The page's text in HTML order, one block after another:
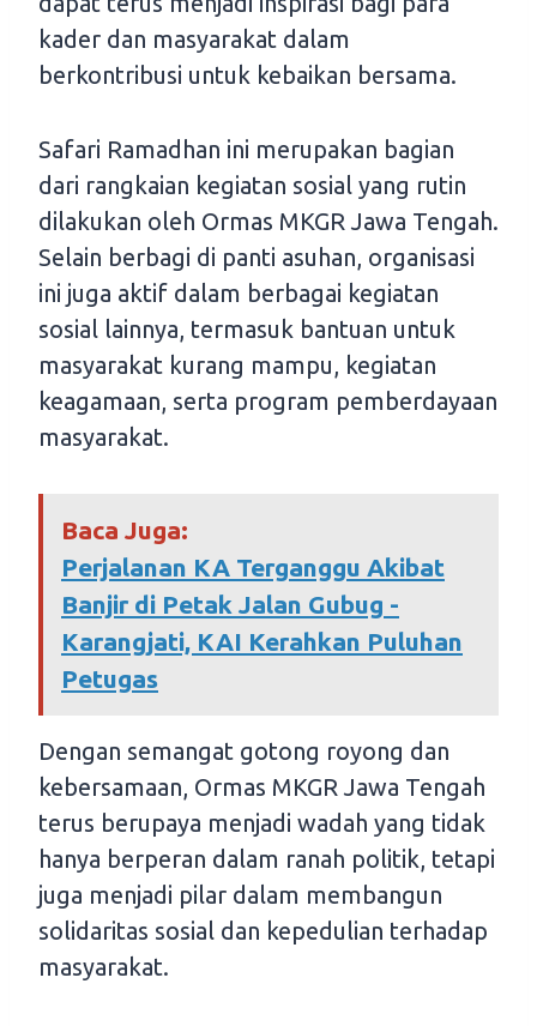
kader dan masyarakat dalam
berkontribusi untuk kebaikan bersama.
Safari Ramadhan ini merupakan bagian
dari rangkaian kegiatan sosial yang rutin
dilakukan oleh Ormas MKGR Jawa Tengah.
Selain berbagi di panti asuhan, organisasi
ini juga aktif dalam berbagai kegiatan
sosial lainnya, termasuk bantuan untuk
masyarakat kurang mampu, kegiatan
keagamaan, serta program pemberdayaan
masyarakat.
Baca Juga:
Perjalanan KA Terganggu Akibat
Banjir di Petak Jalan Gubug -
Karangjati, KAI Kerahkan Puluhan
Petugas
Dengan semangat gotong royong dan
kebersamaan, Ormas MKGR Jawa Tengah
terus berupaya menjadi wadah yang tidak
hanya berperan dalam ranah politik, tetapi
juga menjadi pilar dalam membangun
solidaritas sosial dan kepedulian terhadap
masyarakat.